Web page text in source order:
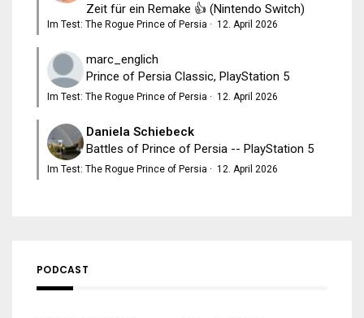
Zeit für ein Remake 👍 (Nintendo Switch)
Im Test: The Rogue Prince of Persia · 12. April 2026
marc_englich
Prince of Persia Classic, PlayStation 5
Im Test: The Rogue Prince of Persia · 12. April 2026
Daniela Schiebeck
Battles of Prince of Persia -- PlayStation 5
Im Test: The Rogue Prince of Persia · 12. April 2026
PODCAST